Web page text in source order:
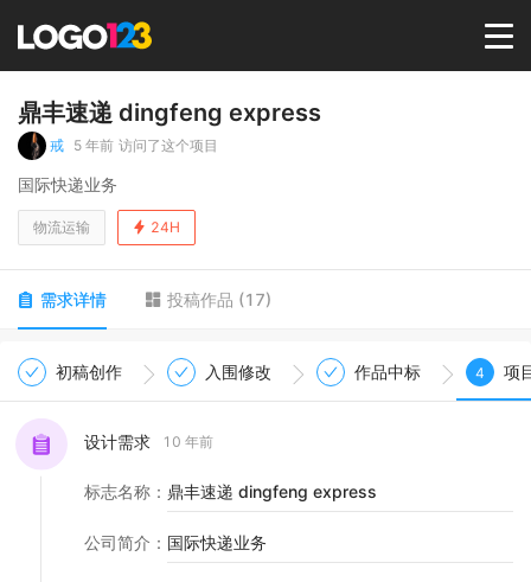
首页
LOGO
鼎丰速递 dingfeng express
戒 5 年前 访问了这个项目
国际快递业务
物流运输 24H
需求详情 投稿作品 (17)
初稿创作 入围修改 作品中标 4 项
设计需求 10 年前
标志名称 ： 鼎丰速递 dingfeng express
公司简介 ： 国际快递业务